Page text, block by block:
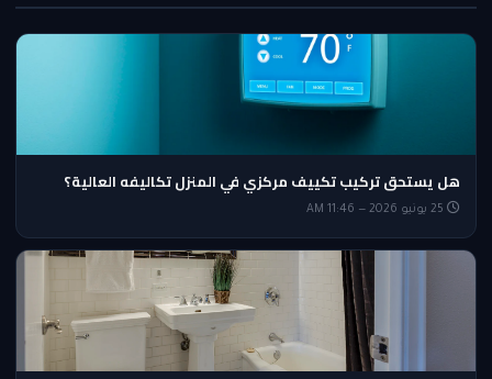
هل يستحق تركيب تكييف مركزي في المنزل تكاليفه العالية؟